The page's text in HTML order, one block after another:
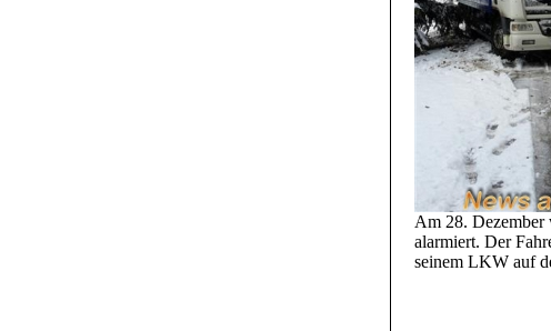
Am 28.
alarmiert. Der
seinem LKW auf